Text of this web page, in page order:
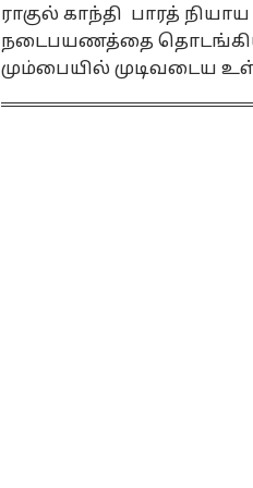
ராகுல் காந்தி பாரத்
நடைபயணத்தை
மும்பையில் முடிவடைய
LOGIN